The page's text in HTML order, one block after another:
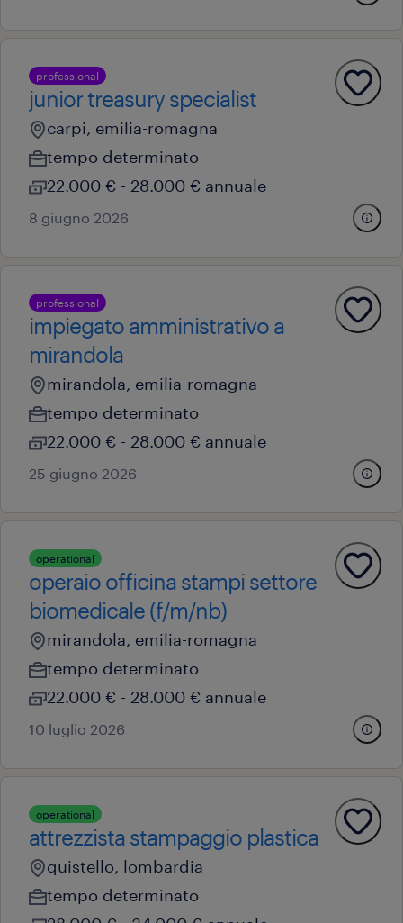
professional
junior treasury specialist
carpi, emilia-romagna
tempo determinato
22.000 € - 28.000 € annuale
8 giugno 2026
professional
impiegato amministrativo a
mirandola
mirandola, emilia-romagna
tempo determinato
22.000 € - 28.000 € annuale
25 giugno 2026
operational
operaio officina stampi settore
biomedicale (f/m/nb)
mirandola, emilia-romagna
tempo determinato
22.000 € - 28.000 € annuale
10 luglio 2026
operational
attrezzista stampaggio plastica
quistello, lombardia
tempo determinato